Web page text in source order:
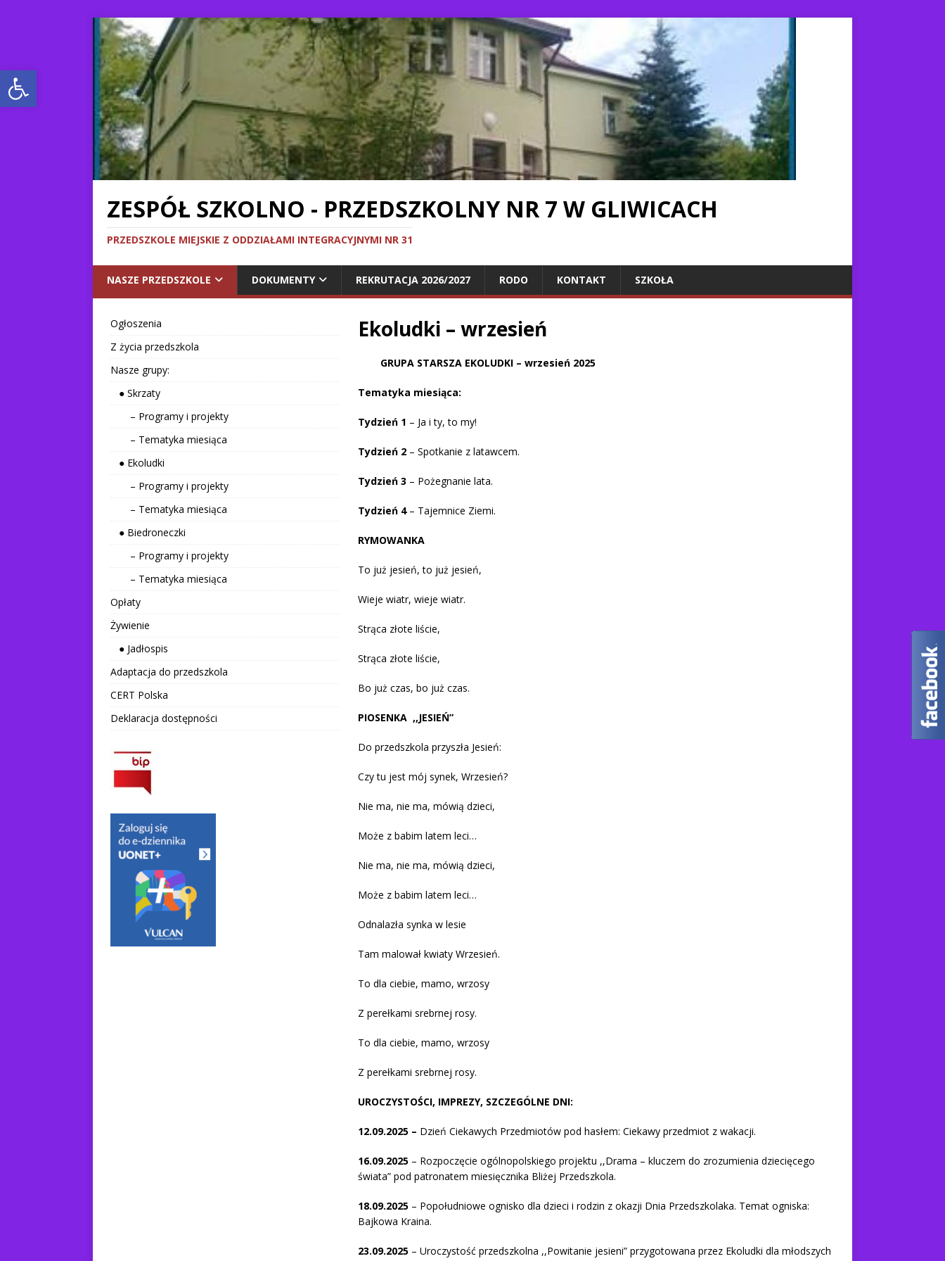
Otwórz pasek narzędzi
ZESPÓŁ SZKOLNO - PRZEDSZKOLNY NR 7 W GLIWICACH
PRZEDSZKOLE MIEJSKIE Z ODDZIAŁAMI INTEGRACYJNYMI NR 31
NASZE PRZEDSZKOLE DOKUMENTY REKRUTACJA 2026/2027 RODO KONTAKT SZKOŁA
Ekoludki – wrzesień
GRUPA STARSZA EKOLUDKI – wrzesień 2025
Tematyka miesiąca:
Tydzień 1 – Ja i ty, to my!
Tydzień 2– Spotkanie z latawcem.
Tydzień 3 – Pożegnanie lata.
Tydzień 4– Tajemnice Ziemi.
RYMOWANKA
To już jesień, to już jesień,
Wieje wiatr, wieje wiatr.
Strąca złote liście,
Strąca złote liście,
Bo już czas, bo już czas.
PIOSENKA ,,JESIEŃ”
Do przedszkola przyszła Jesień:
Czy tu jest mój synek, Wrzesień?
Nie ma, nie ma, mówią dzieci,
Może z babim latem leci…
Nie ma, nie ma, mówią dzieci,
Może z babim latem leci…
Odnalazła synka w lesie
Tam malował kwiaty Wrzesień.
To dla ciebie, mamo, wrzosy
Z perełkami srebrnej rosy.
To dla ciebie, mamo, wrzosy
Z perełkami srebrnej rosy.
UROCZYSTOŚCI, IMPREZY, SZCZEGÓLNE DNI:
12.09.2025 – Dzień Ciekawych Przedmiotów pod hasłem: Ciekawy przedmiot z wakacji.
16.09.2025– Rozpoczęcie ogólnopolskiego projektu ,,Drama – kluczem do zrozumienia dziecięcego
świata” pod patronatem miesięcznika Bliżej Przedszkola.
18.09.2025– Popołudniowe ognisko dla dzieci i rodzin z okazji Dnia Przedszkolaka. Temat ogniska:
Bajkowa Kraina.
23.09.2025– Uroczystość przedszkolna ,,Powitanie jesieni” przygotowana przez Ekoludki dla młodszych
Ogłoszenia
Z życia przedszkola
Nasze grupy:
● Skrzaty
– Programy i projekty
– Tematyka miesiąca
● Ekoludki
– Programy i projekty
– Tematyka miesiąca
● Biedroneczki
– Programy i projekty
– Tematyka miesiąca
Opłaty
Żywienie
● Jadłospis
Adaptacja do przedszkola
CERT Polska
Deklaracja dostępności